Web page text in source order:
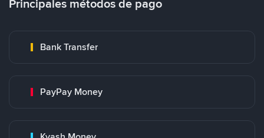
Principales métodos de pago
Bank Transfer
PayPay Money